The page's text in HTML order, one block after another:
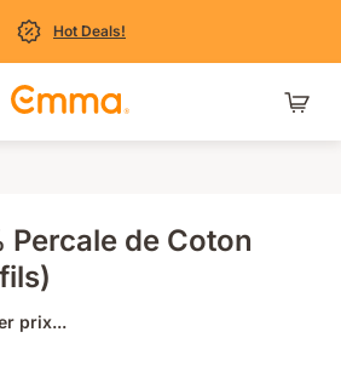
Hot Deals!
Percale de Coton
prix...